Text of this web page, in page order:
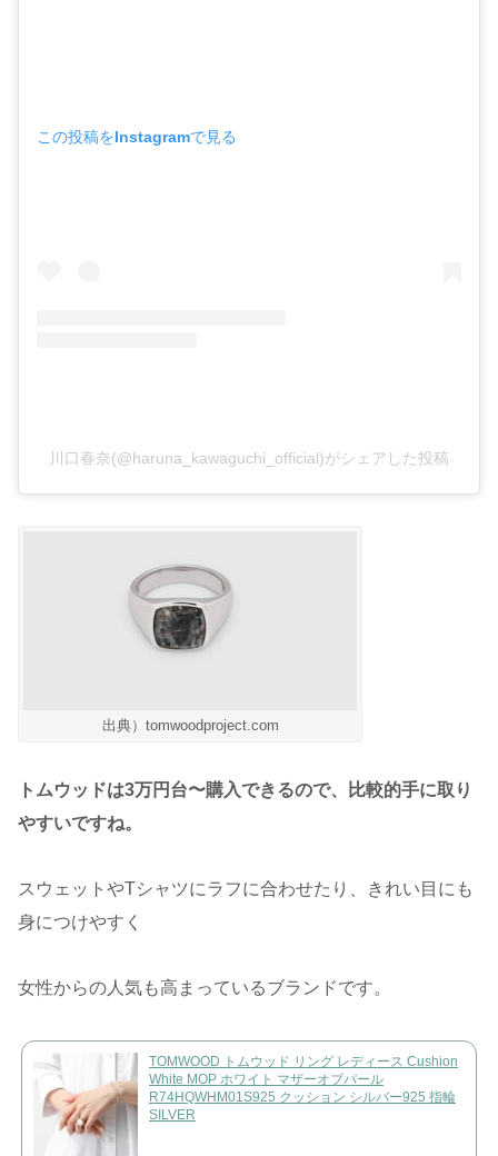
この投稿をInstagramで見る
川口春奈(@haruna_kawaguchi_official)がシェアした投稿
出典）tomwoodproject.com
トムウッドは3万円台〜購入できるので、比較的手に取り
やすいですね。
スウェットやTシャツにラフに合わせたり、きれい目にも
身につけやすく
女性からの人気も高まっているブランドです。
TOMWOOD トムウッド リング レディース Cushion
White MOP ホワイト マザーオブパール
R74HQWHM01S925 クッション シルバー925 指輪
SILVER